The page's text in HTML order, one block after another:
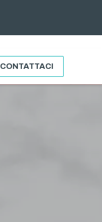
CONTATTACI